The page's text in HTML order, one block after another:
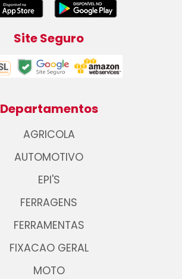
Site Seguro
Departamentos
AGRICOLA
AUTOMOTIVO
EPI'S
FERRAGENS
FERRAMENTAS
FIXACAO GERAL
MOTO